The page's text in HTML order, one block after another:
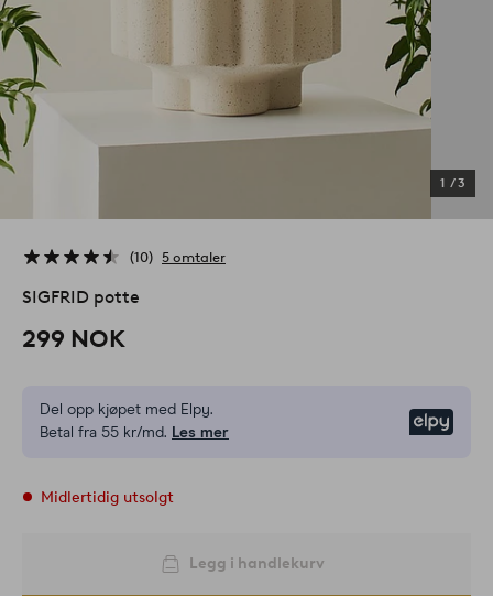
1 /3
10 5 omtaler
SIGFRID potte
299 NOK
Del opp kjøpet med Elpy.
Betal fra 55 kr/md. Les mer
Midlertidig utsolgt
Legg i handlekurv